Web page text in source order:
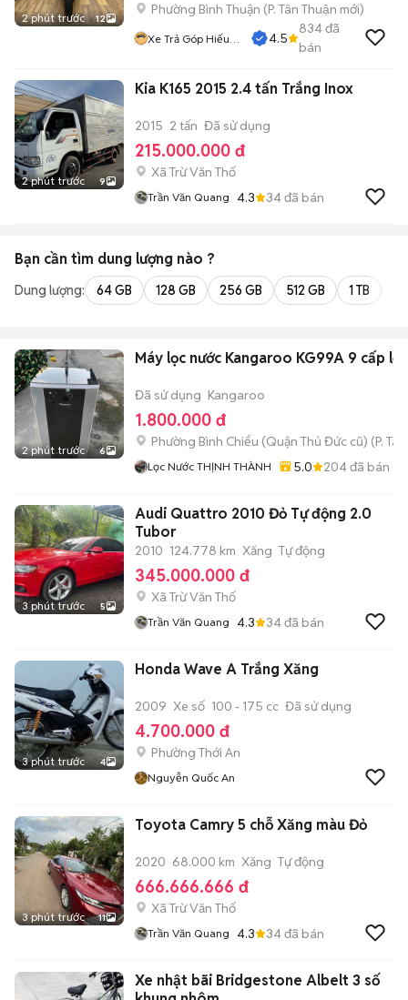
2 phút trước 12
Phường Bình Thuận (P. Tân Thuận mới)
Xe Trả Góp Hiếu
4.5
834đã
bán
2 phút trước 9
Kia K165 2015 2.4 tấn Trắng Inox
2015 2 tấn Đã sử dụng
215.000.000 đ
Xã Trừ Văn Thố
Trần Văn Quang 4.3 34đã bán
Bạn cần tìm dung lượng nào ?
Dung lượng: 64 GB 128 GB 256 GB 512 GB 1 TB
2 phút trước 6
Máy lọc nước Kangaroo KG99A 9 cấp
Đã sử dụng Kangaroo
1.800.000 đ
Phường Bình Chiểu (Quận Thủ Đức cũ) (P.
Lọc Nước THỊNH THÀNH 5.0 204đã bán
3 phút trước 5
Audi Quattro 2010 Đỏ Tự động 2.0
Tubor
2010 124.778 km Xăng Tự động
345.000.000 đ
Xã Trừ Văn Thố
Trần Văn Quang 4.3 34đã bán
3 phút trước 4
Honda Wave A Trắng Xăng
2009 Xe số 100 - 175 cc Đã sử dụng
4.700.000 đ
Phường Thới An
Nguyễn Quốc An
3 phút trước 11
Toyota Camry 5 chỗ Xăng màu Đỏ
2020 68.000 km Xăng Tự động
666.666.666 đ
Xã Trừ Văn Thố
Trần Văn Quang 4.3 34đã bán
Xe nhật bãi Bridgestone Albelt 3 số